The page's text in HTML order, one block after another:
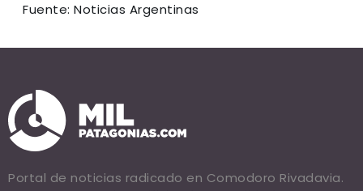
Fuente: Noticias Argentinas
Portal de noticias radicado en Comodoro Rivadavia.